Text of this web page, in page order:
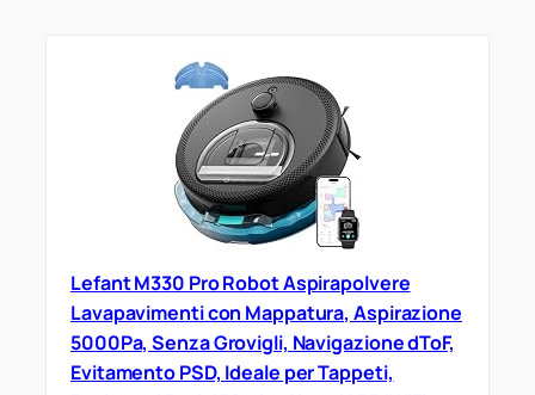
Lefant M330 Pro Robot Aspirapolvere
Lavapavimenti con Mappatura, Aspirazione
5000Pa, Senza Grovigli, Navigazione dToF,
Evitamento PSD, Ideale per Tappeti,